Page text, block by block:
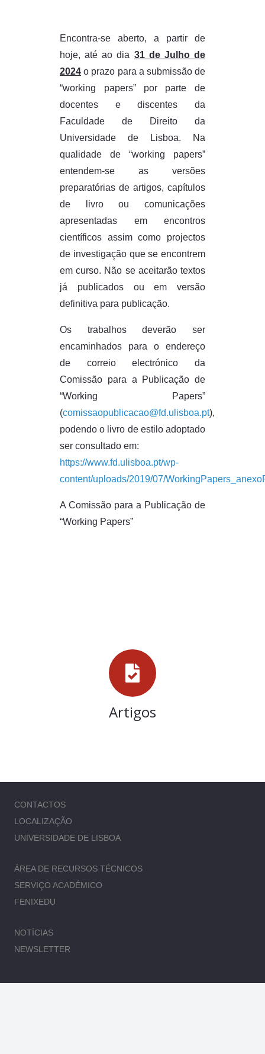
Encontra-se aberto, a partir de
hoje, até ao dia 31 de Julho de
2024 o prazo para a submissão de
“working papers” por parte de
docentes e discentes da
Faculdade de Direito da
Universidade de Lisboa. Na
qualidade de “working papers”
entendem-se as versões
preparatórias de artigos, capítulos
de livro ou comunicações
apresentadas em encontros
científicos assim como projectos
de investigação que se encontrem
em curso. Não se aceitarão textos
já publicados ou em versão
definitiva para publicação.
Os trabalhos deverão ser
encaminhados para o endereço
de correio electrónico da
Comissão para a Publicação de
“Working Papers”
(comissaopublicacao@fd.ulisboa.pt),
podendo o livro de estilo adoptado
ser consultado em:
https://www.fd.ulisboa.pt/wp-
content/uploads/2019/07/
A Comissão para a Publicação de
“Working Papers”
Artigos
CONTACTOS
LOCALIZAÇÃO
UNIVERSIDADE DE LISBOA
ÁREA DE RECURSOS TÉCNICOS
SERVIÇO ACADÉMICO
FENIXEDU
NOTÍCIAS
NEWSLETTER